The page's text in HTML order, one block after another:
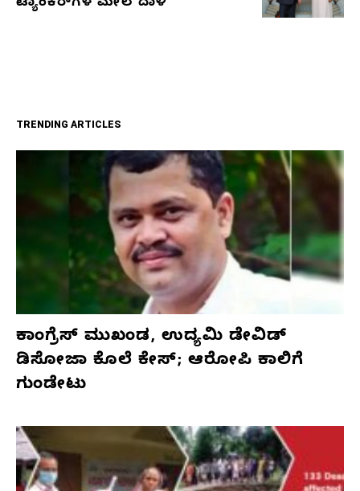
ಟ್ಯಾಂಕರ್‌ಗಳ ಮೇಲೆ ದಾಳಿ
TRENDING ARTICLES
ಕಾಂಗ್ರೆಸ್‌ ಮುಖಂಡ, ಉದ್ಯಮಿ ಡೇವಿಡ್‌
ಡಿಸೋಜಾ ಕೊಲೆ ಕೇಸ್;‌ ಆರೋಪಿ ಕಾಲಿಗೆ
ಗುಂಡೇಟು